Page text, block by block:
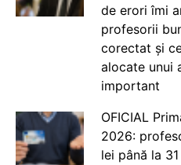
de erori îmi
profesorii
corectat și
alocate unui
important
OFICIAL
2026:
lei până la